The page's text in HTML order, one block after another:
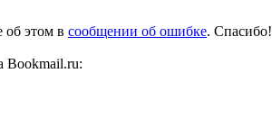
об этом в сообщении об ошибке. Спасибо!
Bookmail.ru: